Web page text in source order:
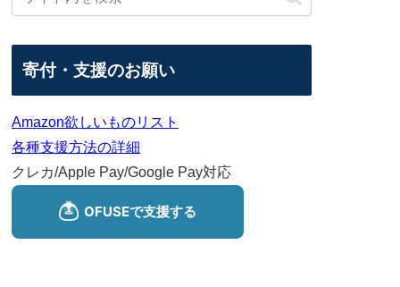
寄付・支援のお願い
Amazon欲しいものリスト
各種支援方法の詳細
クレカ/Apple Pay/Google Pay対応